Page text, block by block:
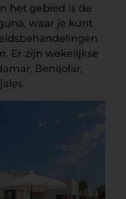
het gebied is de
waar je kunt
Er zijn wekelijkse
Benijofar,